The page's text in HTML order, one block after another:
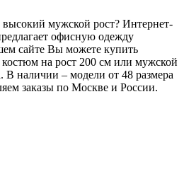
мужской рост? Интернет-
офисную одежду
сайте Вы можете купить
на рост 200 см или мужской
В наличии – модели от 48 размера
заказы по Москве и России.